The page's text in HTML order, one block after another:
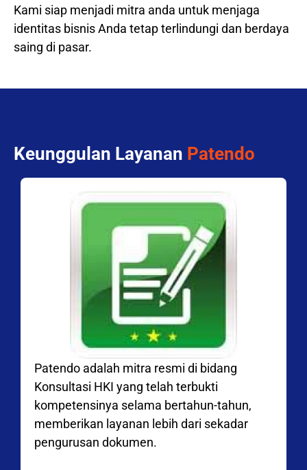
Kami siap menjadi mitra anda untuk menjaga
identitas bisnis Anda tetap terlindungi dan berdaya
saing di pasar.
Keunggulan Layanan Patendo
Patendo adalah mitra resmi di bidang
Konsultasi HKI yang telah terbukti
kompetensinya selama bertahun-tahun,
memberikan layanan lebih dari sekadar
pengurusan dokumen.